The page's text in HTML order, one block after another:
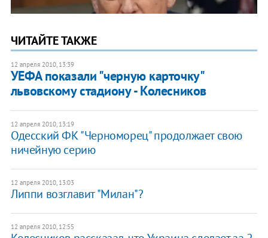
ЧИТАЙТЕ ТАКЖЕ
12 апреля 2010, 13:39
УЕФА показали "черную карточку"
львовскому стадиону - Колесников
12 апреля 2010, 13:19
Одесский ФК "Черноморец" продолжает свою
ничейную серию
12 апреля 2010, 13:03
Липпи возглавит "Милан"?
12 апреля 2010, 12:55